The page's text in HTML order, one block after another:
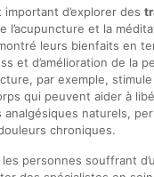
important d’explorer des
l’acupuncture et la
leurs bienfaits en
et d’amélioration de la
par exemple,
qui peuvent aider à
naturels,
chroniques.
personnes souffrant